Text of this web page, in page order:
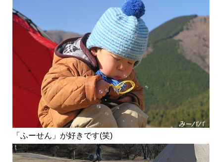
「ふーせん」が好きです(笑)